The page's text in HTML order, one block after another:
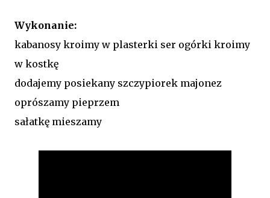
Wykonanie:
kabanosy kroimy w plasterki ser ogórki kroimy
w kostkę
dodajemy posiekany szczypiorek majonez
oprószamy pieprzem
sałatkę mieszamy